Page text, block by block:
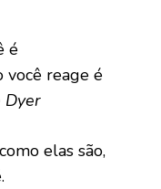
é
você reage é
Dyer
elas são,